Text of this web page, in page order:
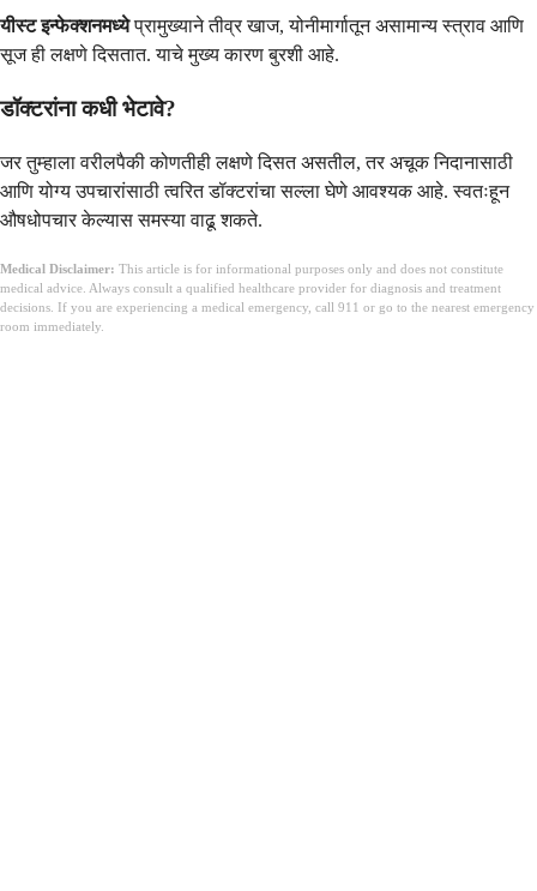
यीस्ट इन्फेक्शनमध्येप्रामुख्याने तीव्र खाज, योनीमार्गातून असामान्य स्त्राव आणि
सूज ही लक्षणे दिसतात. याचे मुख्य कारण बुरशी आहे.
डॉक्टरांना कधी भेटावे?
जर तुम्हाला वरीलपैकी कोणतीही लक्षणे दिसत असतील, तर अचूक निदानासाठी
आणि योग्य उपचारांसाठी त्वरित डॉक्टरांचा सल्ला घेणे आवश्यक आहे. स्वतःहून
औषधोपचार केल्यास समस्या वाढू शकते.
Medical Disclaimer: This article is for informational purposes only and does not constitute
medical advice. Always consult a qualified healthcare provider for diagnosis and treatment
decisions. If you are experiencing a medical emergency, call 911 or go to the nearest emergency
room immediately.